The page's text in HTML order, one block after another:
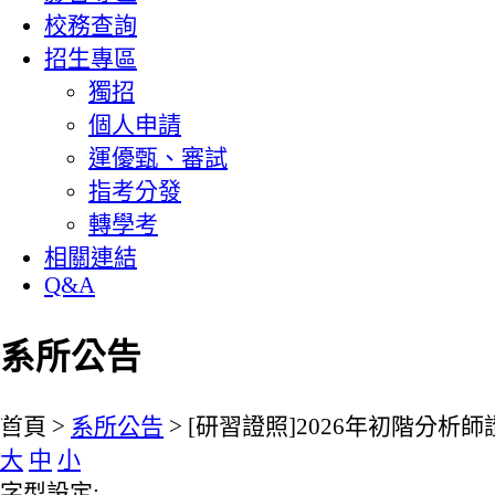
校務查詢
招生專區
獨招
個人申請
運優甄、審試
指考分發
轉學考
相關連結
Q&A
系所公告
:::
首頁 > 系所公告 > [研習證照]2026年初階分析
大 中 小